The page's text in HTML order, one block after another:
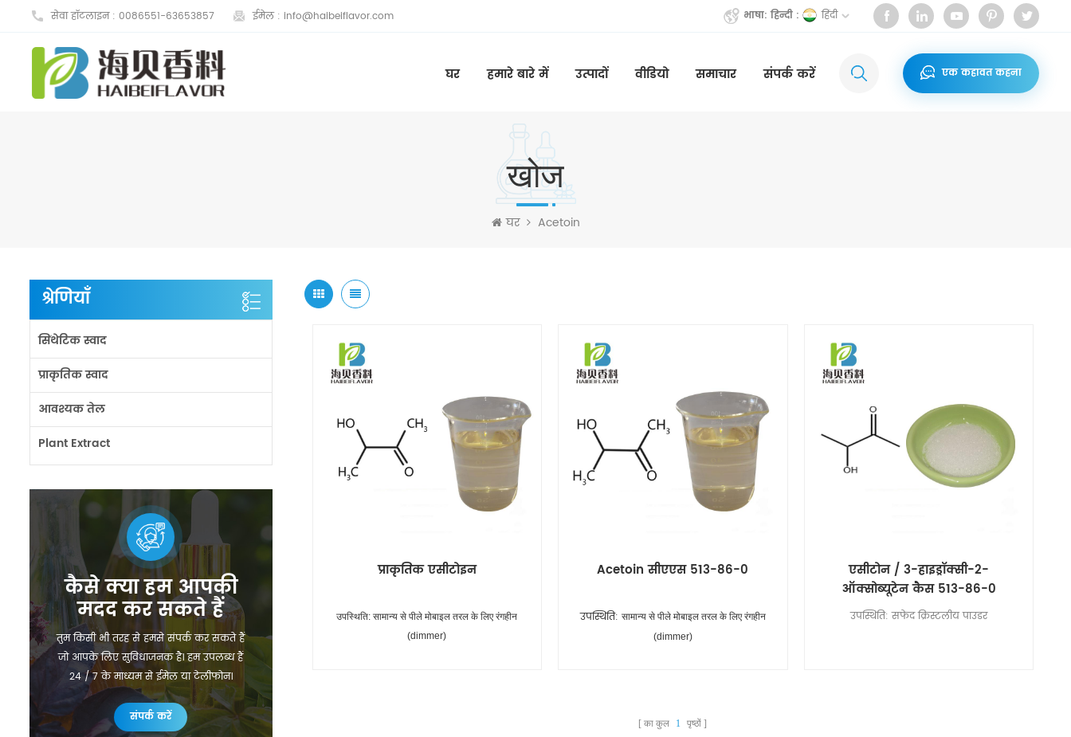
भाषा: हिन्दी : हिंदी
सेवा हॉटलाइन : 0086551-63653857 ईमेल : info@haibeiflavor.com
एक कहावत कहना
घर हमारे बारे में उत्पादों वीडियो समाचार संपर्क करें
खोज
घर Acetoin
श्रेणियाँ
सिंथेटिक स्वाद
प्राकृतिक स्वाद
आवश्यक तेल
Plant Extract
कैसे क्या हम आपकी
मदद कर सकते हैं
तुम किसी भी तरह से हमसे संपर्क कर सकते हैं
जो आपके लिए सुविधाजनक है। हम उपलब्ध हैं
24 / 7 के माध्यम से ईमेल या टेलीफोन।
संपर्क करें
प्राकृतिक एसीटोइन
उपस्थिति:सामान्य से पीले मोबाइल तरल के लिए रंगहीन
(dimmer)
Acetoin सीएएस 513-86-0
उपस्थिति: सामान्य से पीले मोबाइल तरल के लिए रंगहीन
(dimmer)
एसीटोन / 3-हाइड्रॉक्सी-2-
ऑक्सोब्यूटेन कैस 513-86-0
उपस्थिति: सफेद क्रिस्टलीय पाउडर
का कुल 1 पृष्ठों